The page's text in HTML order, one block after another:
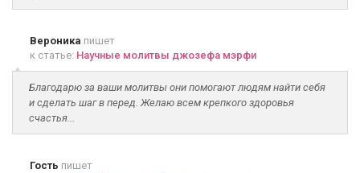
Вероника пишет
к статье: Научные молитвы джозефа мэрфи
Благодарю за ваши молитвы они помогают людям найти себя
и сделать шаг в перед. Желаю всем крепкого здоровья
счастья...
Гость пишет